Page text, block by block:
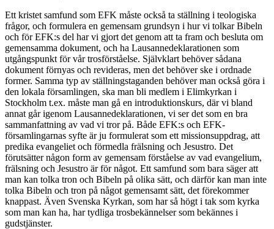
Ett kristet samfund som EFK måste också ta ställning i teologiska
frågor, och formulera en gemensam grundsyn i hur vi tolkar Bibeln
och för EFK:s del har vi gjort det genom att ta fram och besluta om
gemensamma dokument, och ha Lausannedeklarationen som
utgångspunkt för vår trosförståelse. Självklart behöver sådana
dokument förnyas och revideras, men det behöver ske i ordnade
former. Samma typ av ställningstaganden behöver man också göra i
den lokala församlingen, ska man bli medlem i Elimkyrkan i
Stockholm t.ex. måste man gå en introduktionskurs, där vi bland
annat går igenom Lausannedeklarationen, vi ser det som en bra
sammanfattning av vad vi tror på. Både EFK:s och EFK-
församlingarnas syfte är ju formulerat som ett missionsuppdrag, att
predika evangeliet och förmedla frälsning och Jesustro. Det
förutsätter någon form av gemensam förståelse av vad evangelium,
frälsning och Jesustro är för något. Ett samfund som bara säger att
man kan tolka tron och Bibeln på olika sätt, och därför kan man inte
tolka Bibeln och tron på något gemensamt sätt, det förekommer
knappast. Även Svenska Kyrkan, som har så högt i tak som kyrka
som man kan ha, har tydliga trosbekännelser som bekännes i
gudstjänster.